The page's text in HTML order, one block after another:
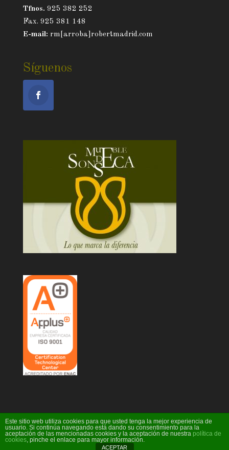
Tfnos. 925 382 252
Fax. 925 381 148
E-mail: rm[arroba]robertmadrid.com
Síguenos
Diseño Web Ideare
Este sitio web utiliza cookies para que usted tenga la mejor experiencia de
usuario. Si continúa navegando está dando su consentimiento para la
aceptación de las mencionadas cookies y la aceptación de nuestra política de
cookies, pinche el enlace para mayor información.
ACEPTAR